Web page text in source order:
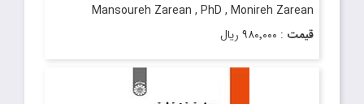
Mansoureh Zarean , PhD , Monireh Zarean
قیمت : ۹۸۰٬۰۰۰ ریال
: اسفند ۱۴۰۲